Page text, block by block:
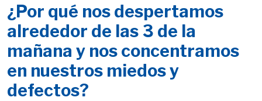
¿Por qué nos despertamos
alrededor de las 3 de la
mañana y nos concentramos
en nuestros miedos y
defectos?